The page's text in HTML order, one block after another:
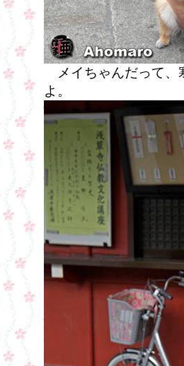
メイちゃんだって、
よ。